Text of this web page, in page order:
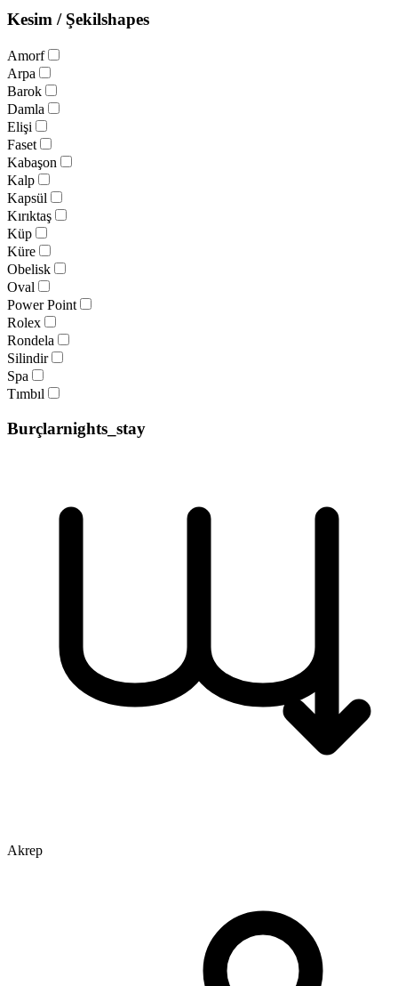
Kesim / Şekilshapes
Amorf
Arpa
Barok
Damla
Elişi
Faset
Kabaşon
Kalp
Kapsül
Kırıktaş
Küp
Küre
Obelisk
Oval
Power Point
Rolex
Rondela
Silindir
Spa
Tımbıl
Burçlarnights_stay
Akrep